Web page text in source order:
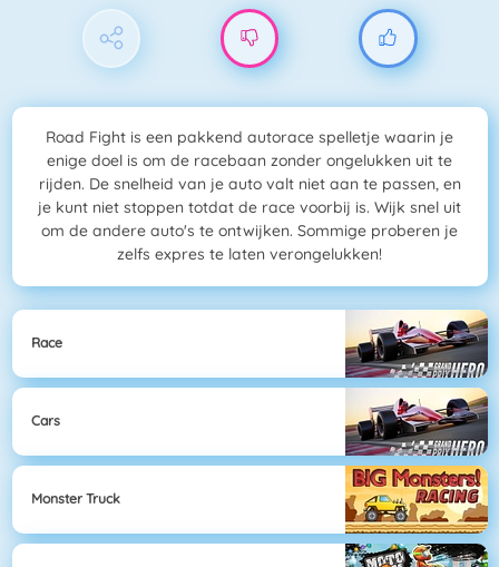
Road Fight is een pakkend autorace spelletje waarin je
enige doel is om de racebaan zonder ongelukken uit te
rijden. De snelheid van je auto valt niet aan te passen, en
je kunt niet stoppen totdat de race voorbij is. Wijk snel uit
om de andere auto's te ontwijken. Sommige proberen je
zelfs expres te laten verongelukken!
Race
Cars
Monster Truck